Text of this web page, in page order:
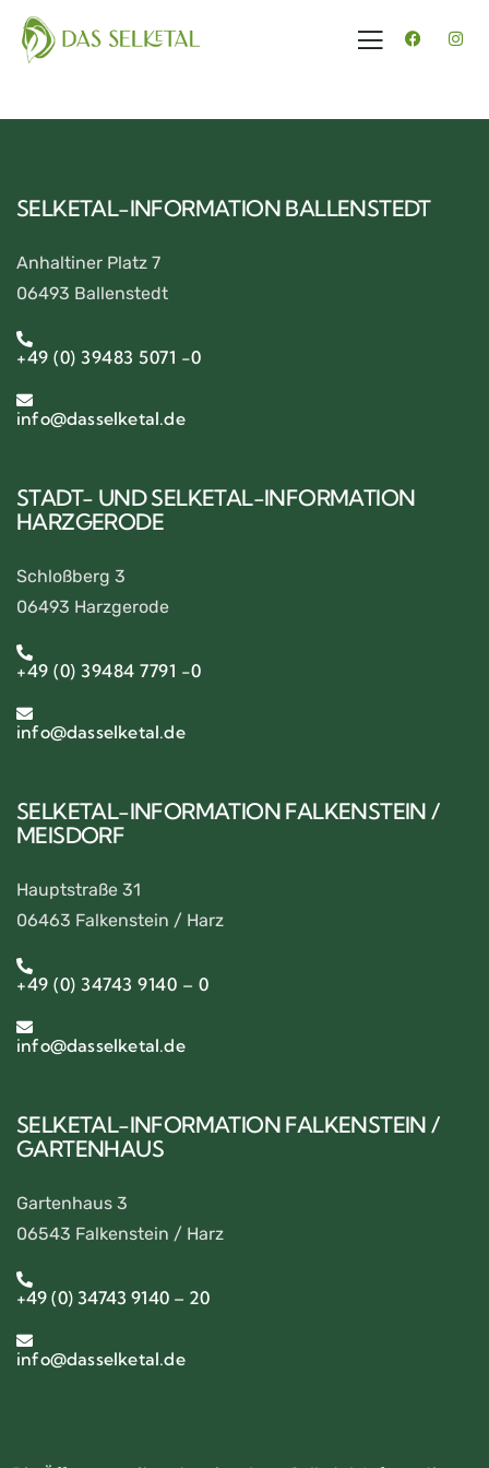
SELKETAL-INFORMATION BALLENSTEDT
Anhaltiner Platz 7
06493 Ballenstedt
+49 (0) 39483 5071 -0
info@dasselketal.de
STADT- UND SELKETAL-INFORMATION
HARZGERODE
Schloßberg 3
06493 Harzgerode
+49 (0) 39484 7791 -0
info@dasselketal.de
SELKETAL-INFORMATION FALKENSTEIN /
MEISDORF
Hauptstraße 31
06463 Falkenstein / Harz
+49 (0) 34743 9140 – 0
info@dasselketal.de
SELKETAL-INFORMATION FALKENSTEIN /
GARTENHAUS
Gartenhaus 3
06543 Falkenstein / Harz
+49 (0) 34743 9140 – 20
info@dasselketal.de